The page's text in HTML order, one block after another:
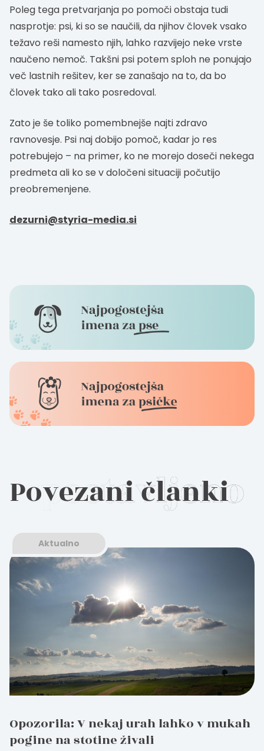
Poleg tega pretvarjanja po pomoči obstaja tudi
nasprotje: psi, ki so se naučili, da njihov človek vsako
težavo reši namesto njih, lahko razvijejo neke vrste
naučeno nemoč. Takšni psi potem sploh ne ponujajo
več lastnih rešitev, ker se zanašajo na to, da bo
človek tako ali tako posredoval.
Zato je še toliko pomembnejše najti zdravo
ravnovesje. Psi naj dobijo pomoč, kadar jo res
potrebujejo – na primer, ko ne morejo doseči nekega
predmeta ali ko se v določeni situaciji počutijo
preobremenjene.
dezurni@styria-media.si
Povezani članki
Aktualno
Opozorila: V nekaj urah lahko v mukah
pogine na stotine živali